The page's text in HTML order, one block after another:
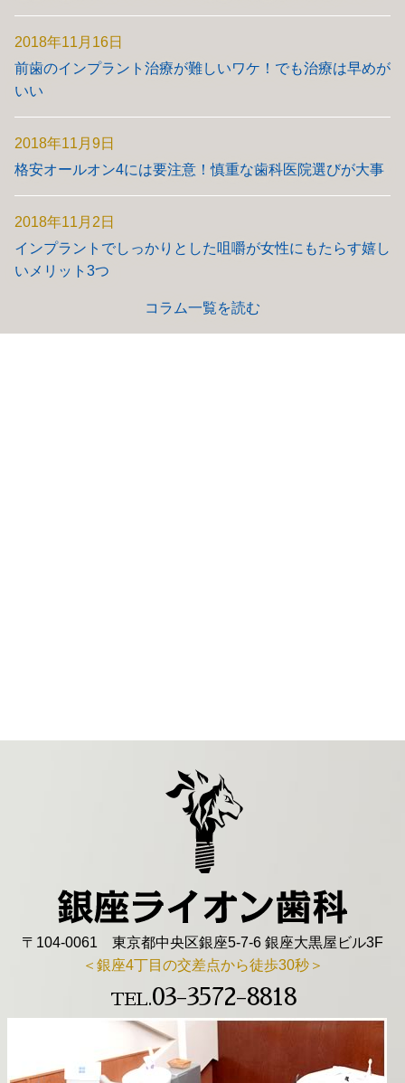
2018年11月16日
前歯のインプラント治療が難しいワケ！でも治療は早めが
いい
2018年11月9日
格安オールオン4には要注意！慎重な歯科医院選びが大事
2018年11月2日
インプラントでしっかりとした咀嚼が女性にもたらす嬉し
いメリット3つ
コラム一覧を読む
〒104-0061 東京都中央区銀座5-7-6 銀座大黒屋ビル3F
＜銀座4丁目の交差点から徒歩30秒＞
TEL.03-3572-8818